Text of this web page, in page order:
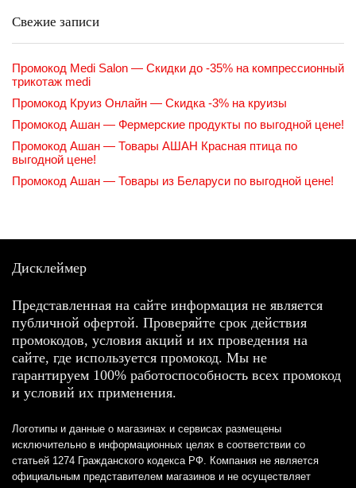
Свежие записи
Промокод Medi Salon — Скидки до -35% на компрессионный
трикотаж medi
Промокод Круиз Онлайн — Скидка -3% на круизы
Промокод Ашан — Фермерские продукты по выгодной цене!
Промокод Ашан — Товары АШАН Красная птица по
выгодной цене!
Промокод Ашан — Товары из Беларуси по выгодной цене!
Дисклеймер
Представленная на сайте информация не является
публичной офертой. Проверяйте срок действия
промокодов, условия акций и их проведения на
сайте, где используется промокод. Мы не
гарантируем 100% работоспособность всех промокод
и условий их применения.
Логотипы и данные о магазинах и сервисах размещены
исключительно в информационных целях в соответствии со
статьей 1274 Гражданского кодекса РФ. Компания не является
официальным представителем магазинов и не осуществляет